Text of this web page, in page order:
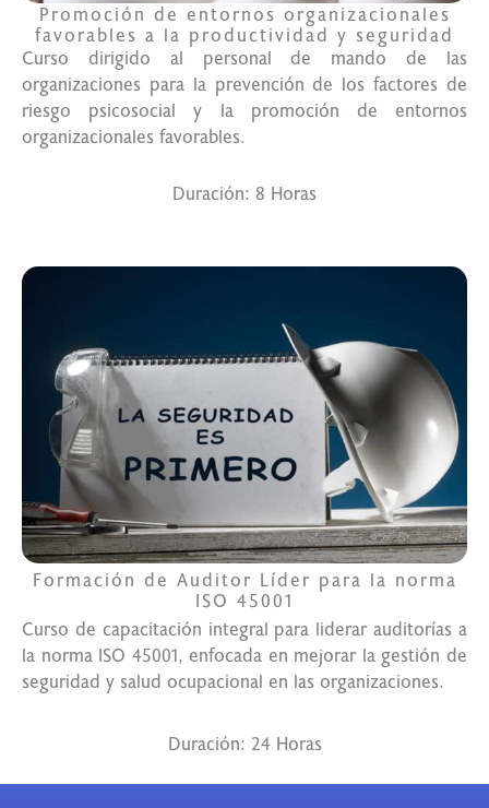
Promoción de entornos organizacionales
favorables a la productividad y seguridad
Curso dirigido al personal de mando de las
organizaciones para la prevención de los factores de
riesgo psicosocial y la promoción de entornos
organizacionales favorables.
Duración: 8 Horas
Formación de Auditor Líder para la norma
ISO 45001
Curso de capacitación integral para liderar auditorías a
la norma ISO 45001, enfocada en mejorar la gestión de
seguridad y salud ocupacional en las organizaciones.
Duración: 24 Horas